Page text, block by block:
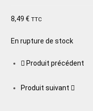
8,49€ TTC
En rupture de stock
Produit précédent
Produit suivant